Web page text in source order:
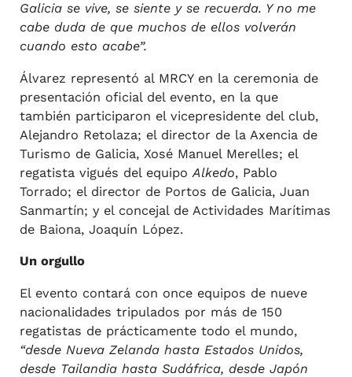
Galicia se vive, se siente y se recuerda. Y no me
cabe duda de que muchos de ellos volverán
cuando esto acabe”.
Álvarez representó al MRCY en la ceremonia de
presentación oficial del evento, en la que
también participaron el vicepresidente del club,
Alejandro Retolaza; el director de la Axencia de
Turismo de Galicia, Xosé Manuel Merelles; el
regatista vigués del equipo Alkedo, Pablo
Torrado; el director de Portos de Galicia, Juan
Sanmartín; y el concejal de Actividades Marítimas
de Baiona, Joaquín López.
Un orgullo
El evento contará con once equipos de nueve
nacionalidades tripulados por más de 150
regatistas de prácticamente todo el mundo,
“desde Nueva Zelanda hasta Estados Unidos,
desde Tailandia hasta Sudáfrica, desde Japón